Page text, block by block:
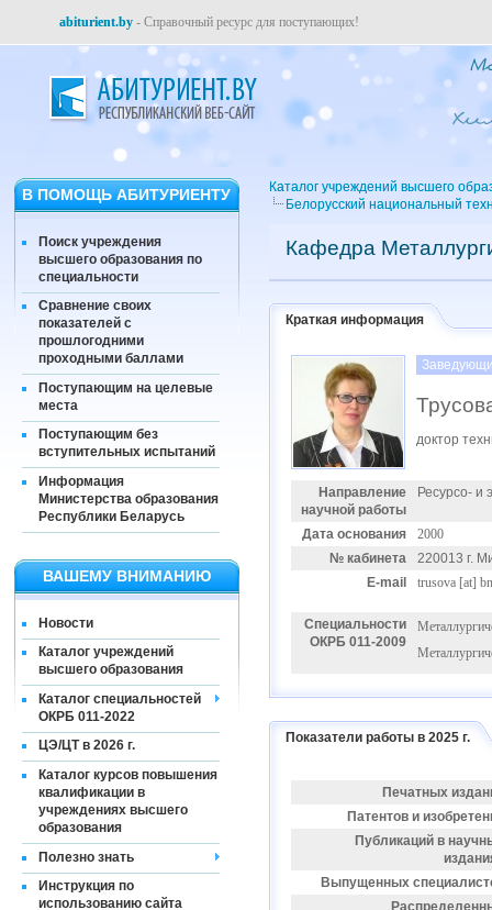
abiturient.by - Справочный ресурс для поступающих!
В ПОМОЩЬ АБИТУРИЕНТУ
Поиск учреждения
высшего образования по
специальности
Сравнение своих
показателей с
прошлогодними
проходными баллами
Поступающим на целевые
места
Поступающим без
вступительных испытаний
Информация
Министерства образования
Республики Беларусь
ВАШЕМУ ВНИМАНИЮ
Новости
Каталог учреждений
высшего образования
Каталог специальностей
ОКРБ 011-2022
ЦЭ/ЦТ в 2026 г.
Каталог курсов повышения
квалификации в
учреждениях высшего
образования
Полезно знать
Инструкция по
использованию сайта
Каталог учреждений высшего
Белорусский национальный
Кафедра
Краткая информация
доктор
Направление
научной работы
Ресурсо- и
Дата основания
2000
№ кабинета
220013 г.
E-mail
trusova [at]
Специальности
ОКРБ 011-2009
Показатели работы в 2025 г.
Печатных
Патентов и
Публикаций в
Выпущенных